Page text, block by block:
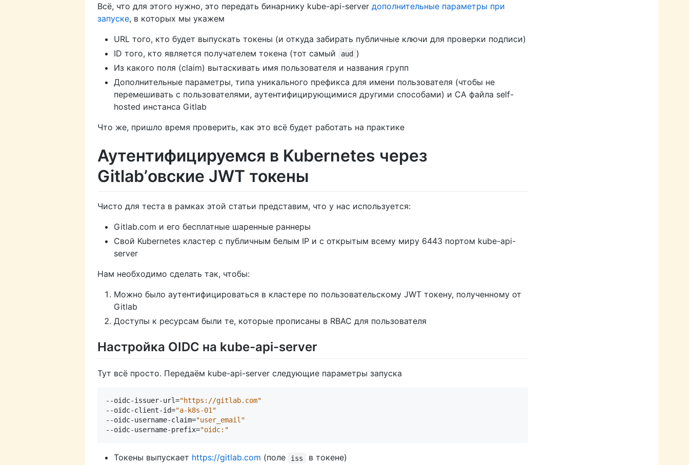
Всё, что для этого нужно, это передать бинарнику kube-api-server дополнительные параметры при
запуске, в которых мы укажем
URL того, кто будет выпускать токены (и откуда забирать публичные ключи для проверки подписи)
ID того, кто является получателем токена (тот самый
aud )
Из какого поля (claim) вытаскивать имя пользователя и названия групп
Дополнительные параметры, типа уникального префикса для имени пользователя (чтобы не
перемешивать с пользователями, аутентифицирующимися другими способами) и CA файла self-
hosted инстанса Gitlab
Что же, пришло время проверить, как это всё будет работать на практике
Аутентифицируемся в Kubernetes через
Gitlab’овские JWT токены
Чисто для теста в рамках этой статьи представим, что у нас используется:
Gitlab.com и его бесплатные шаренные раннеры
Свой Kubernetes кластер с публичным белым IP и с открытым всему миру 6443 портом kube-api-
server
Нам необходимо сделать так, чтобы:
Можно было аутентифицироваться в кластере по пользовательскому JWT токену, полученному от
Gitlab
Доступы к ресурсам были те, которые прописаны в RBAC для пользователя
Настройка OIDC на kube-api-server
Тут всё просто. Передаём kube-api-server следующие параметры запуска
--oidc-issuer-url="https://gitlab.com"
--oidc-client-id="a-k8s-01"
--oidc-username-claim="user_email"
--oidc-username-prefix="oidc:"
Токены выпускает https://gitlab.com (поле iss в токене)